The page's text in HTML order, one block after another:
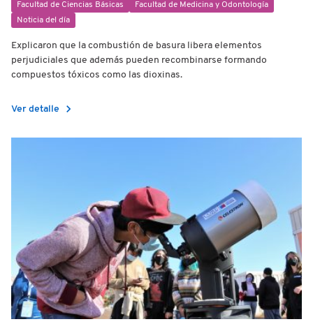
Facultad de Ciencias Básicas
Facultad de Medicina y Odontología
Noticia del día
Explicaron que la combustión de basura libera elementos
perjudiciales que además pueden recombinarse formando
compuestos tóxicos como las dioxinas.
Ver detalle chevron_right